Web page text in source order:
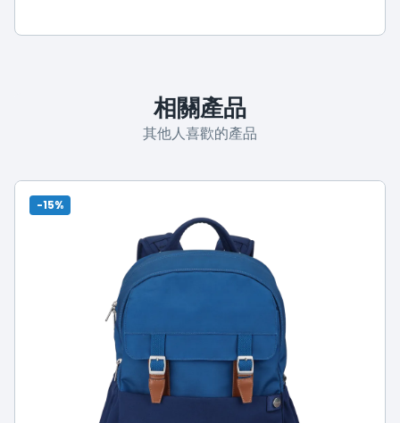
相關產品
其他人喜歡的產品
-15%